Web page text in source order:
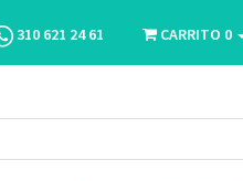
310 621 24 61 CARRITO 0